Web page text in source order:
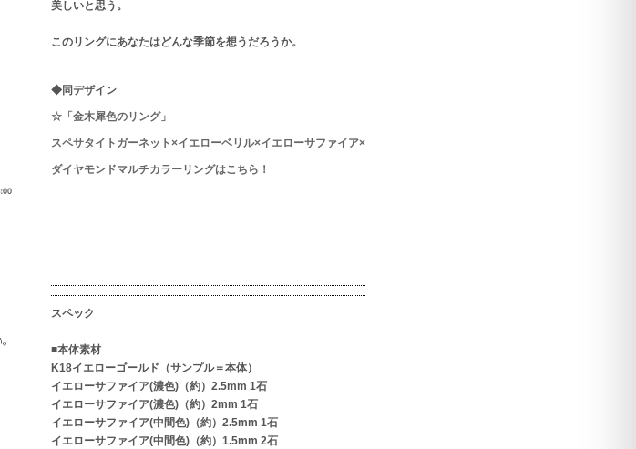
美しいと思う。
このリングにあなたはどんな季節を想うだろうか。
◆同デザイン
☆「金木犀色のリング」
スペサタイトガーネット×イエローベリル×イエローサファイア×
ダイヤモンドマルチカラーリングはこちら！
スペック
■本体素材
K18イエローゴールド（サンプル＝本体）
イエローサファイア(濃色)（約）2.5mm 1石
イエローサファイア(濃色)（約）2mm 1石
イエローサファイア(中間色)（約）2.5mm 1石
イエローサファイア(中間色)（約）1.5mm 2石